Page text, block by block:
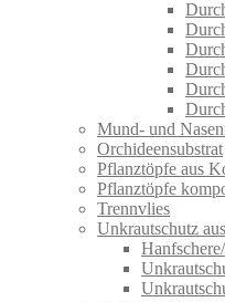
Mund- und
Orchideensubstrat
Pflanztöpfe aus
Pflanztöpfe
Trennvlies
Unkrautschutz